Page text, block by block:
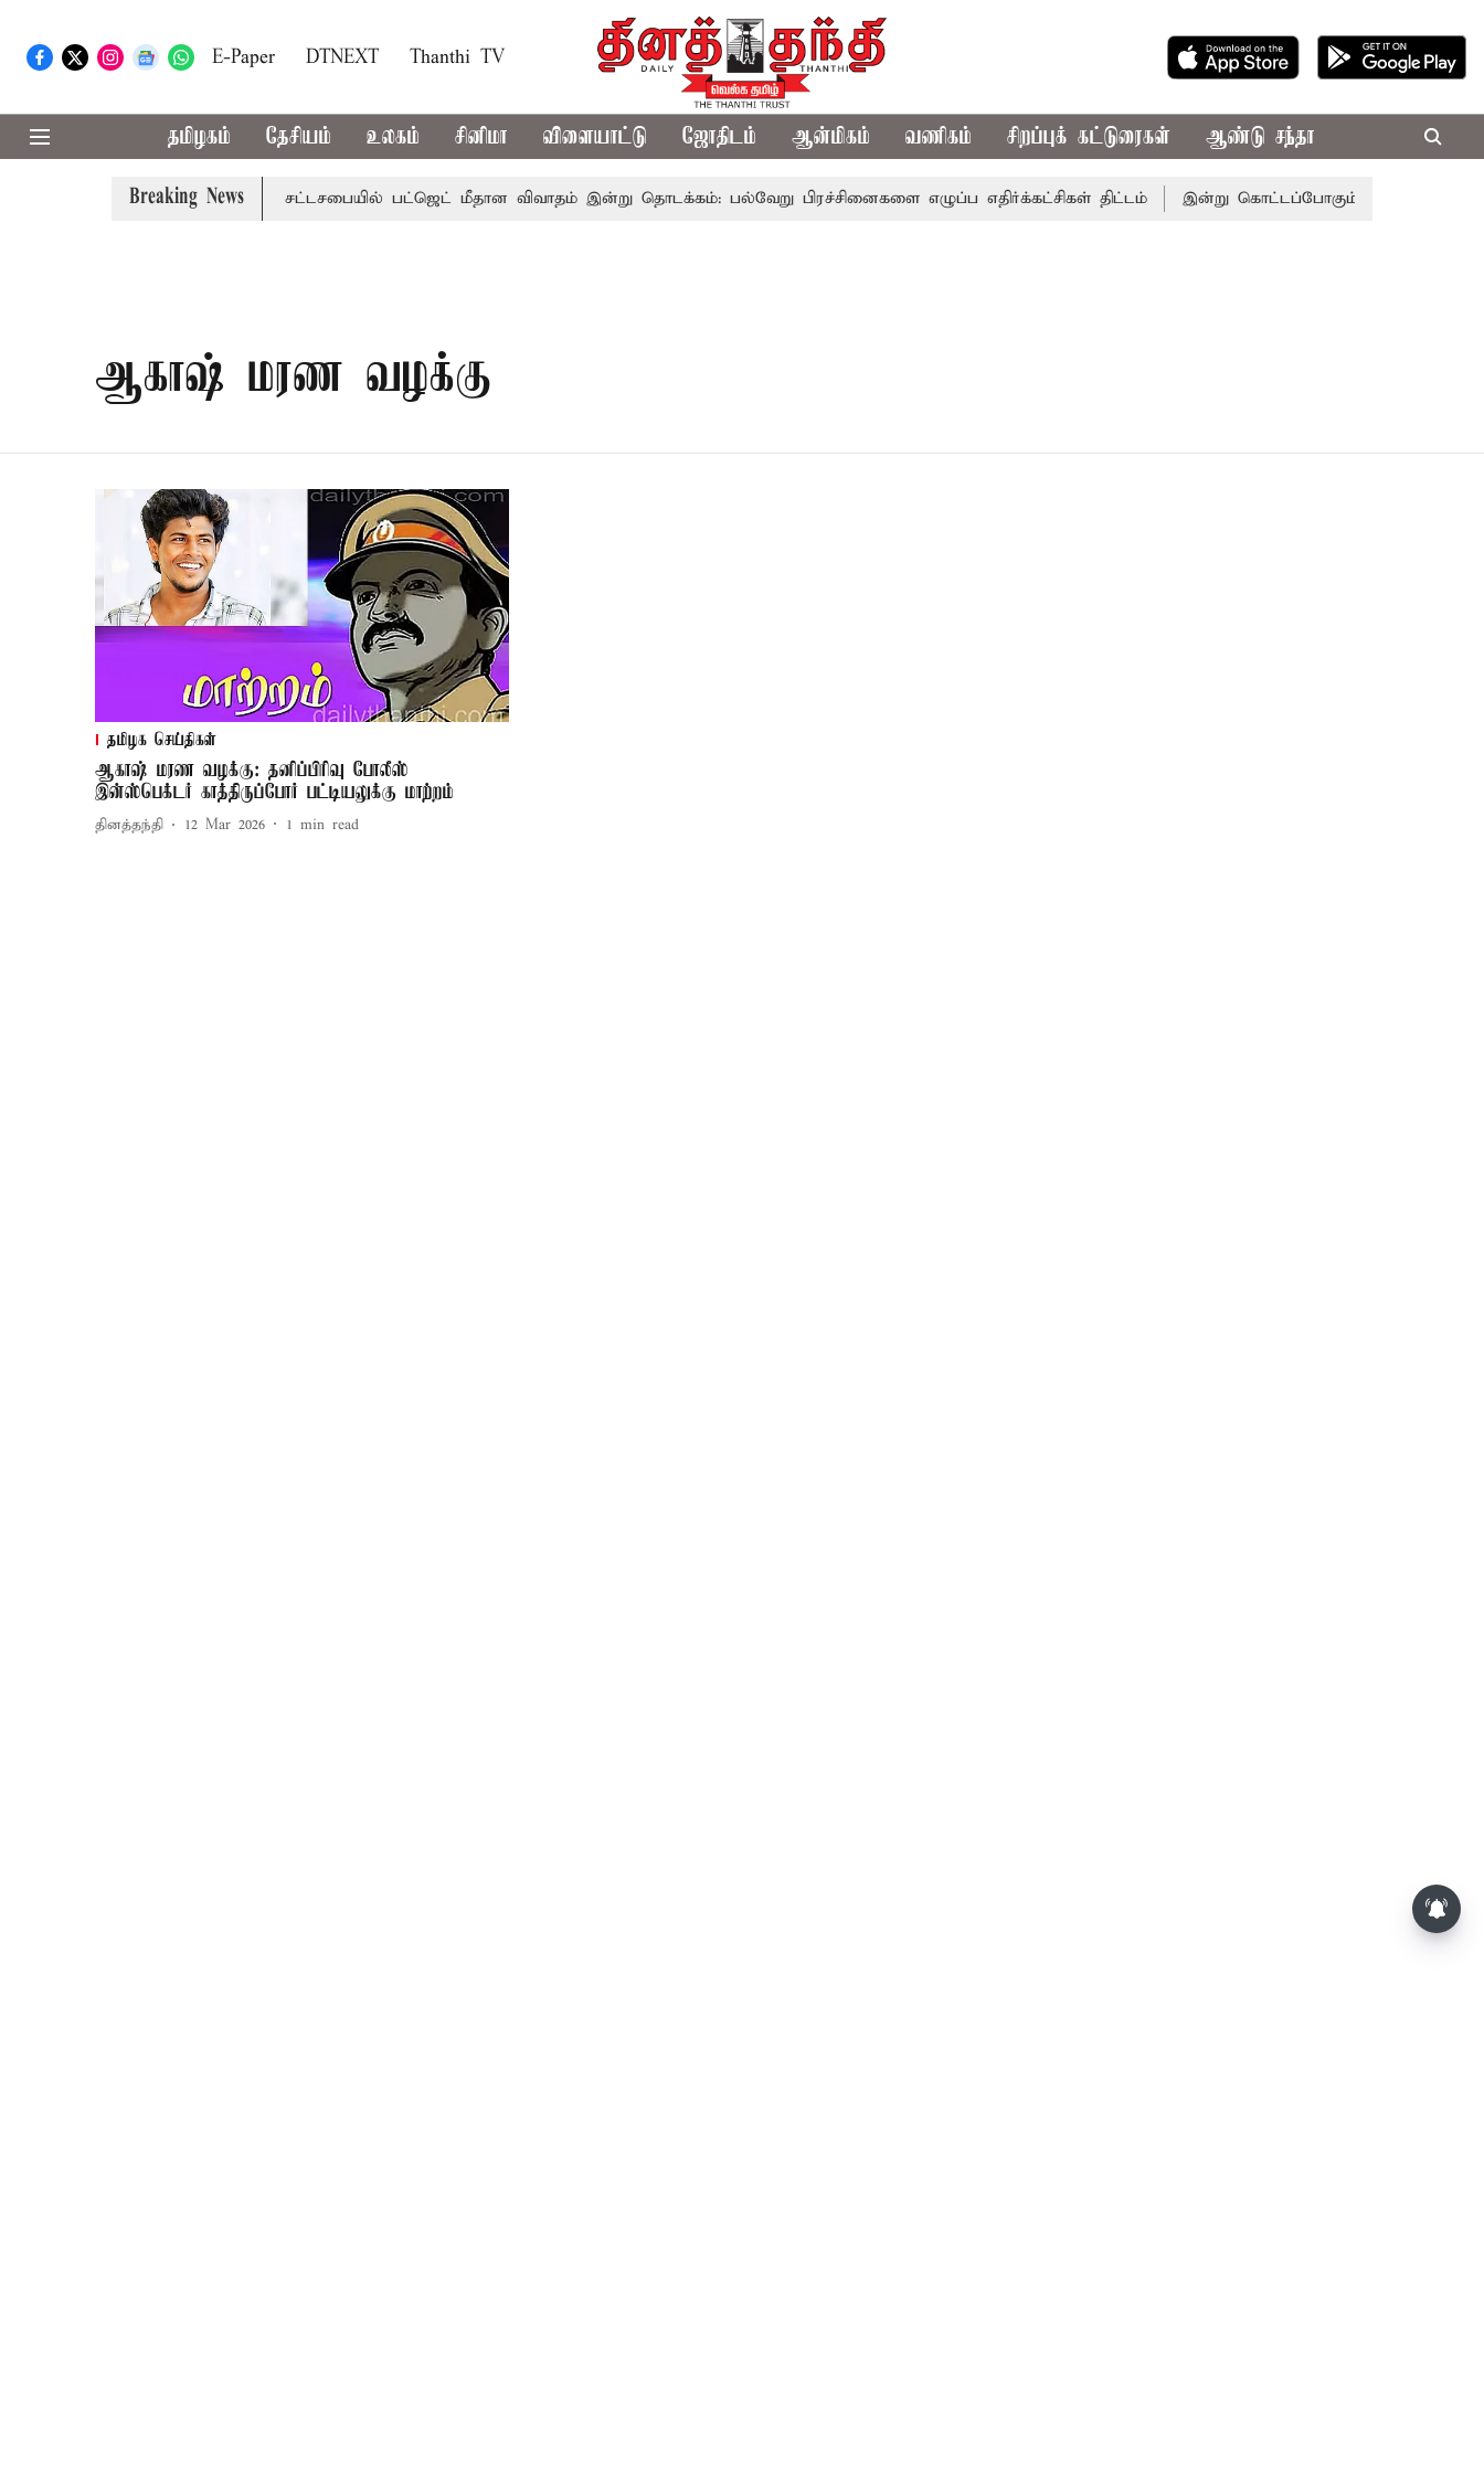
E-Paper DTNEXT Thanthi TV
தமிழகம் தேசியம் உலகம் சினிமா விளையாட்டு ஜோதிடம் ஆன்மிகம் வணிகம் சிறப்புக் கட்டுரைகள் ஆண்டு சந்தா
Breaking News
மாற்றமா?, தடுமாற்றமா? சட்டசபையில் பட்ஜெட் மீதான விவாதம் இன்று தொடக்கம்: பல்வேறு பிரச்சினைகளை எழுப்ப எதிர்க்கட்சிகள் திட்டம் இன்று கொட்டப்போகும் கனமழை..
ஆகாஷ் மரண வழக்கு
தமிழக செய்திகள்
ஆகாஷ் மரண வழக்கு: தனிப்பிரிவு போலீஸ்
இன்ஸ்பெக்டர் காத்திருப்போர் பட்டியலுக்கு மாற்றம்
தினத்தந்தி 12 Mar 2026 1 min read